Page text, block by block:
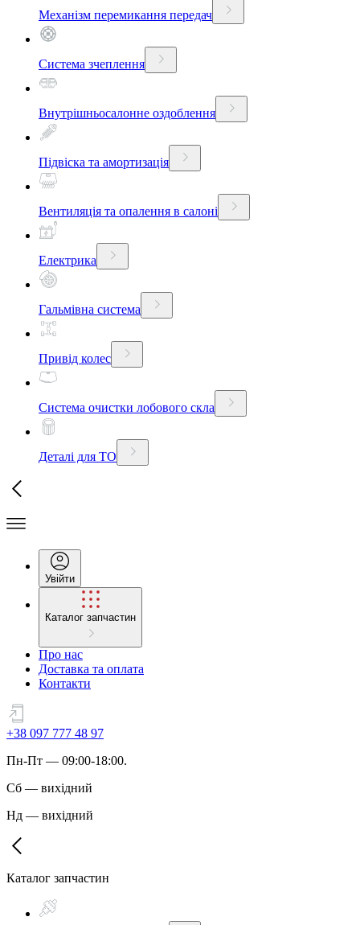
Механізм перемикання передач
Система зчеплення
Внутрішньосалонне оздоблення
Підвіска та амортизація
Вентиляція та опалення в салоні
Електрика
Гальмівна система
Привід колес
Система очистки лобового скла
Деталі для ТО
Увійти
Каталог запчастин
Про нас
Доставка та оплата
Контакти
+38 097 777 48 97
Пн-Пт — 09:00-18:00.
Сб — вихідний
Нд — вихідний
Каталог запчастин